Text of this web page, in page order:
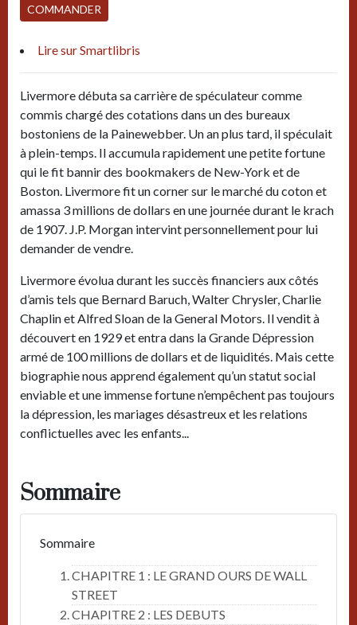
COMMANDER
Lire sur Smartlibris
Livermore débuta sa carrière de spéculateur comme
commis chargé des cotations dans un des bureaux
bostoniens de la Painewebber. Un an plus tard, il spéculait
à plein-temps. Il accumula rapidement une petite fortune
qui le fit bannir des bookmakers de New-York et de
Boston. Livermore fit un corner sur le marché du coton et
amassa 3 millions de dollars en une journée durant le krach
de 1907. J.P. Morgan intervint personnellement pour lui
demander de vendre.
Livermore évolua durant les succès financiers aux côtés
d’amis tels que Bernard Baruch, Walter Chrysler, Charlie
Chaplin et Alfred Sloan de la General Motors. Il vendit à
découvert en 1929 et entra dans la Grande Dépression
armé de 100 millions de dollars et de liquidités. Mais cette
biographie nous apprend également qu’un statut social
enviable et une immense fortune n’empêchent pas toujours
la dépression, les mariages désastreux et les relations
conflictuelles avec les enfants...
Sommaire
Sommaire
CHAPITRE 1 : LE GRAND OURS DE WALL
STREET
CHAPITRE 2 : LES DEBUTS